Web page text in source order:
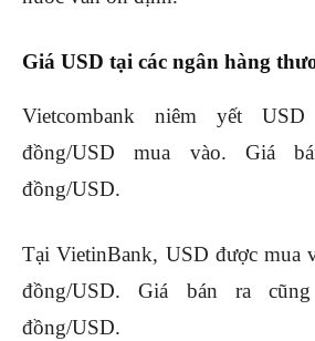
Giá USD tại các ngân hàng
Vietcombank niêm yết
đồng/USD mua vào. Giá
đồng/USD.
Tại VietinBank, USD được mua
đồng/USD. Giá bán ra
đồng/USD.